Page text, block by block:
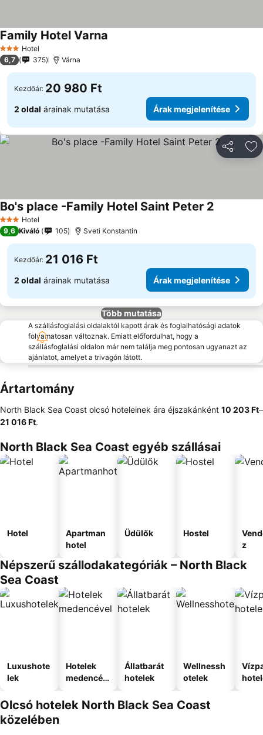
3 Kategória
Hotel
Family Hotel Varna
6,7 375 Várna
Kezdőár: 20 980 Ft
2 oldal árainak mutatása Árak megjelenítése
3 Kategória
Hotel
Bo's place -Family Hotel Saint Peter 2
9,6 Kiváló 105 Sveti Konstantin
Kezdőár: 21 016 Ft
2 oldal árainak mutatása Árak megjelenítése
Több mutatása
A szállásfoglalási oldalaktól kapott árak és foglalhatósági adatok
folyamatosan változnak. Emiatt előfordulhat, hogy a
szállásfoglalási oldalon már nem találja meg pontosan ugyanazt az
ajánlatot, amelyet a trivagón látott.
Ártartomány
North Black Sea Coast olcsó hoteleinek ára éjszakánként ‎10 203 Ft–
21 016 Ft.
North Black Sea Coast egyéb szállásai
Hotel
Apartman
hotel
Üdülők Hostel
z
Népszerű szállodakategóriák – North Black
Sea Coast
Luxushote
lek
Hotelek
medencév
Állatbarát
hotelek
Wellnessh
otelek
Olcsó hotelek North Black Sea Coast
közelében